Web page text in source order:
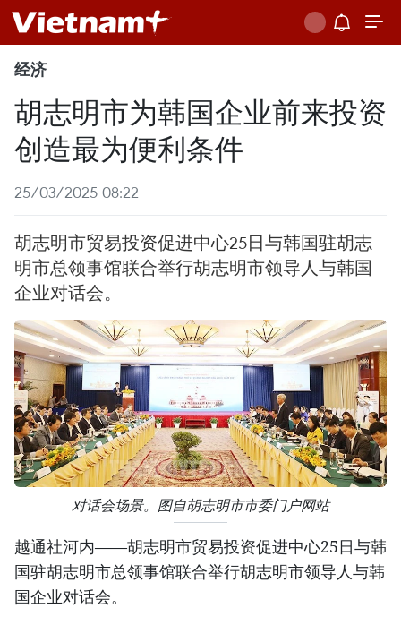
经济
胡志明市为韩国企业前来投资
创造最为便利条件
25/03/2025 08:22
胡志明市贸易投资促进中心25日与韩国驻胡志
明市总领事馆联合举行胡志明市领导人与韩国
企业对话会。
对话会场景。图自胡志明市市委门户网站
越通社河内——胡志明市贸易投资促进中心25日与韩
国驻胡志明市总领事馆联合举行胡志明市领导人与韩
国企业对话会。